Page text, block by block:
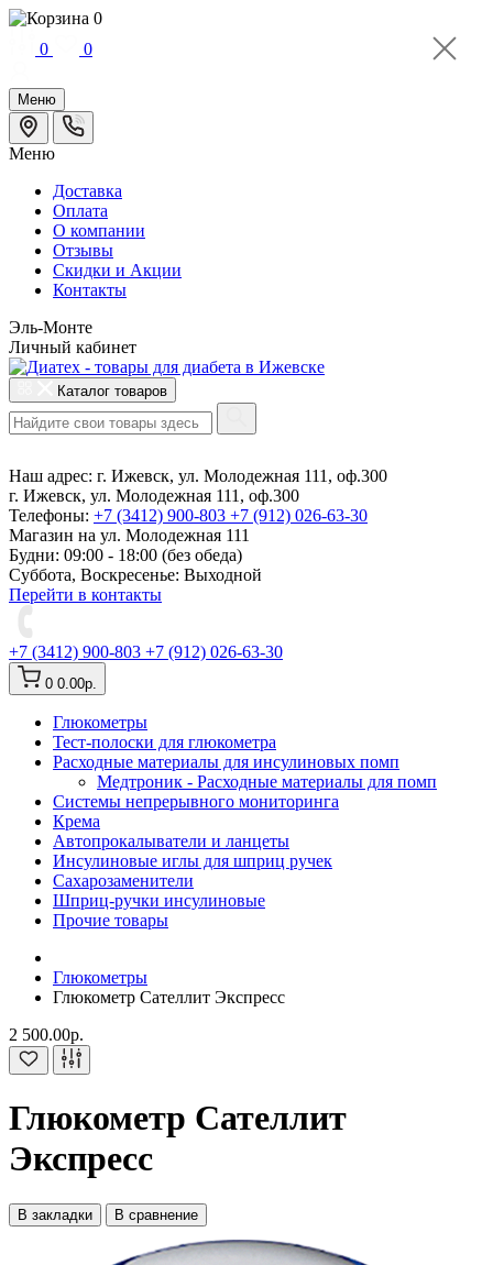
0
0
0
Меню
Меню
Доставка
Оплата
О компании
Отзывы
Cкидки и Акции
Контакты
Эль-Монте
Личный кабинет
Каталог товаров
Наш адрес: г. Ижевск, ул. Молодежная 111, оф.300
г. Ижевск, ул. Молодежная 111, оф.300
Телефоны: +7 (3412) 900-803 +7 (912) 026-63-30
Магазин на ул. Молодежная 111
Будни: 09:00 - 18:00 (без обеда)
Суббота, Воскресенье: Выходной
Перейти в контакты
+7 (3412) 900-803 +7 (912) 026-63-30
0 0.00р.
Глюкометры
Тест-полоски для глюкометра
Расходные материалы для инсулиновых помп
Медтроник - Расходные материалы для помп
Системы непрерывного мониторинга
Крема
Автопрокалыватели и ланцеты
Инсулиновые иглы для шприц ручек
Сахарозаменители
Шприц-ручки инсулиновые
Прочие товары
Глюкометры
Глюкометр Сателлит Экспресс
2 500.00р.
Глюкометр Сателлит
Экспресс
В закладки В сравнение